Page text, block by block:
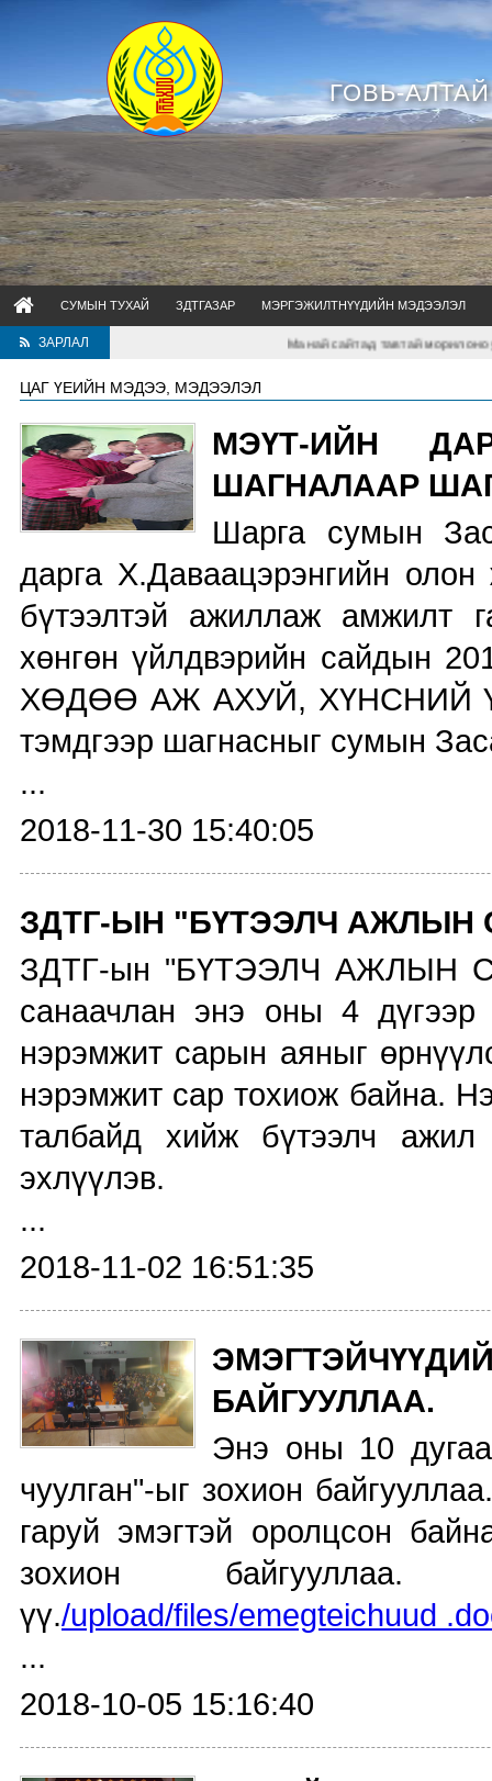
ГОВЬ-
СУМЫН ТУХАЙ ЗДТГАЗАР МЭРГЭЖИЛТНҮҮДИЙН МЭДЭЭЛЭЛ
ЗАРЛАЛ Манай сайтад тавтай морилоно уу. Сумтай
ЦАГ ҮЕИЙН МЭДЭЭ, МЭДЭЭЛЭЛ
МЭҮТ-ИЙН
ШАГНАЛААР
Шарга сумын
дарга Х.Даваацэрэнгийн
бүтээлтэй ажиллаж амжилт
хөнгөн үйлдвэрийн сайдын
ХӨДӨӨ АЖ АХУЙ, ХҮНСНИЙ
тэмдгээр шагнасныг сумын
...
2018-11-30 15:40:05
ЗДТГ-ЫН "БҮТЭЭЛЧ АЖЛЫН
ЗДТГ-ын "БҮТЭЭЛЧ АЖЛЫН
санаачлан энэ оны 4 дүгээр
нэрэмжит сарын аяныг
нэрэмжит сар тохиож байна.
талбайд хийж бүтээлч ажил
эхлүүлэв.
...
2018-11-02 16:51:35
БАЙГУУЛЛАА.
Энэ оны 10
чуулган"-ыг зохион
гаруй эмэгтэй оролцсон
зохион байгууллаа.
үү./upload/files/emegteichuud
...
2018-10-05 15:16:40